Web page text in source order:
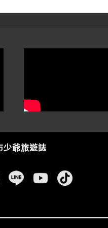
少爺旅遊誌